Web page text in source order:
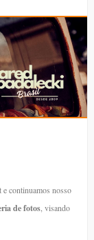
e continuamos nosso
de fotos , visando